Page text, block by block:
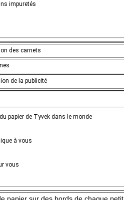
impuretés
des carnets
de la publicité
papier de Tyvek dans le monde
à vous
vous